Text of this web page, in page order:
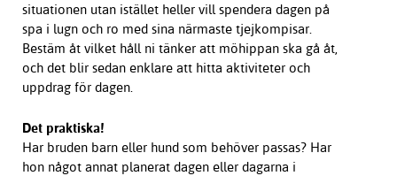
situationen utan istället heller vill spendera dagen på
spa i lugn och ro med sina närmaste tjejkompisar.
Bestäm åt vilket håll ni tänker att möhippan ska gå åt,
och det blir sedan enklare att hitta aktiviteter och
uppdrag för dagen.
Det praktiska!
Har bruden barn eller hund som behöver passas? Har
hon något annat planerat dagen eller dagarna i